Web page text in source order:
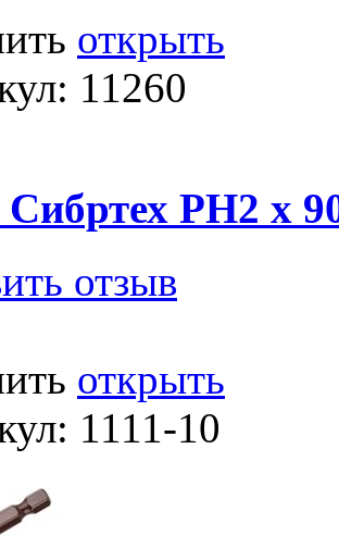
открыть
11260
Сибртех РН2 х
отзыв
открыть
1111-10